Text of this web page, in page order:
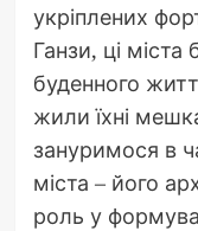
укріплених
Ганзи, ці
буденного
жили їхні
зануримося в
міста – його
роль у